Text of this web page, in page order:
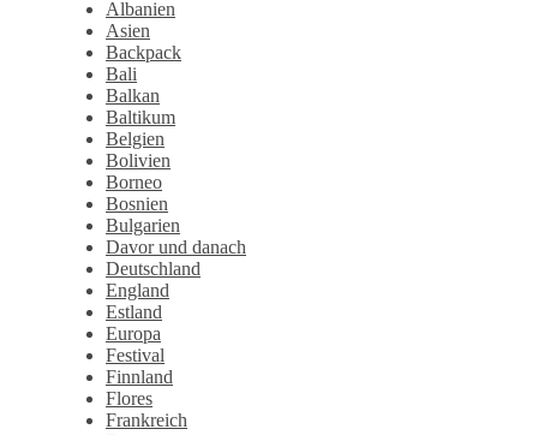
Albanien
Asien
Backpack
Bali
Balkan
Baltikum
Belgien
Bolivien
Borneo
Bosnien
Bulgarien
Davor und danach
Deutschland
England
Estland
Europa
Festival
Finnland
Flores
Frankreich